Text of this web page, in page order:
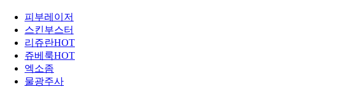
피부레이저
스킨부스터
리쥬란HOT
쥬베룩HOT
엑소좀
물광주사